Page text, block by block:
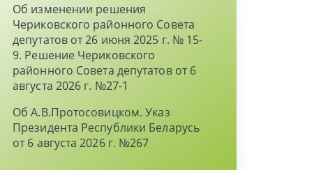
Об изменении решения
Чериковского районного Совета
депутатов от 26 июня 2025 г. № 15-
9. Решение Чериковского
районного Совета депутатов от 6
августа 2026 г. №27-1
Об А.В.Протосовицком. Указ
Президента Республики Беларусь
от 6 августа 2026 г. №267